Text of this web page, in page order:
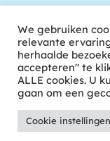

We gebruiken
relevante
herhaalde
accepteren" te
ALLE cookies. U
gaan om een
Cookie instellingen